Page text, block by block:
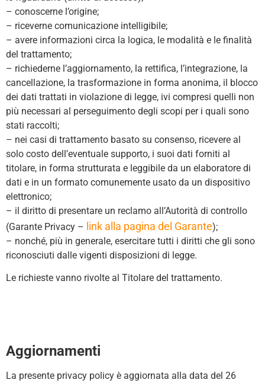
– conoscerne l’origine;
– riceverne comunicazione intelligibile;
– avere informazioni circa la logica, le modalità e le finalità
del trattamento;
– richiederne l’aggiornamento, la rettifica, l’integrazione, la
cancellazione, la trasformazione in forma anonima, il blocco
dei dati trattati in violazione di legge, ivi compresi quelli non
più necessari al perseguimento degli scopi per i quali sono
stati raccolti;
– nei casi di trattamento basato su consenso, ricevere al
solo costo dell’eventuale supporto, i suoi dati forniti al
titolare, in forma strutturata e leggibile da un elaboratore di
dati e in un formato comunemente usato da un dispositivo
elettronico;
– il diritto di presentare un reclamo all’Autorità di controllo
(Garante Privacy – link alla pagina del Garante);
– nonché, più in generale, esercitare tutti i diritti che gli sono
riconosciuti dalle vigenti disposizioni di legge.
Le richieste vanno rivolte al Titolare del trattamento.
Aggiornamenti
La presente privacy policy è aggiornata alla data del 26